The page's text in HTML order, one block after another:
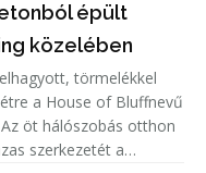
épült
közelében
törmelékkel
a House of Bluffnevű
öt hálószobás otthon
szerkezetét a